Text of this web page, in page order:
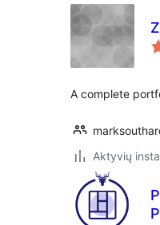
A complete
Aktyvių